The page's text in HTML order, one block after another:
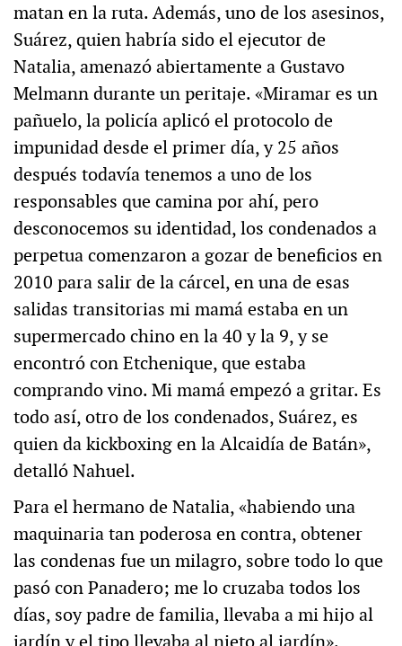
matan en la ruta. Además, uno de los asesinos,
Suárez, quien habría sido el ejecutor de
Natalia, amenazó abiertamente a Gustavo
Melmann durante un peritaje. «Miramar es un
pañuelo, la policía aplicó el protocolo de
impunidad desde el primer día, y 25 años
después todavía tenemos a uno de los
responsables que camina por ahí, pero
desconocemos su identidad, los condenados a
perpetua comenzaron a gozar de beneficios en
2010 para salir de la cárcel, en una de esas
salidas transitorias mi mamá estaba en un
supermercado chino en la 40 y la 9, y se
encontró con Etchenique, que estaba
comprando vino. Mi mamá empezó a gritar. Es
todo así, otro de los condenados, Suárez, es
quien da kickboxing en la Alcaidía de Batán»,
detalló Nahuel.
Para el hermano de Natalia, «habiendo una
maquinaria tan poderosa en contra, obtener
las condenas fue un milagro, sobre todo lo que
pasó con Panadero; me lo cruzaba todos los
días, soy padre de familia, llevaba a mi hijo al